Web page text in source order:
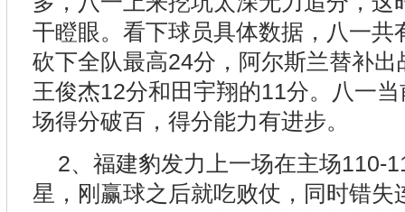
干瞪眼。看下球员具体数据，八一共
砍下全队最高24分，阿尔斯兰替补
王俊杰12分和田宇翔的11分。八一
场得分破百，得分能力有进步。
2、福建豹发力上一场在主场110-
星，刚赢球之后就吃败仗，同时错失